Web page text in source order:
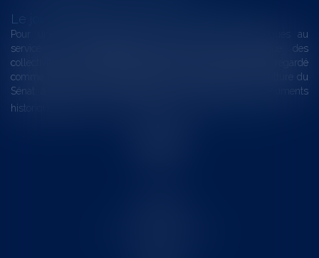
Le joug léger des monuments historiques
Pour une gestion patrimoniale des monuments historiques au
service du développement économique et touristique des
collectivités Le monument historique a longtemps été regardé
comme une charge. Le rapport que la commission de la culture du
Sénat a consacré, en juillet 2026, à la gestion des monuments
historiques invite à y voir aussi une ressour...